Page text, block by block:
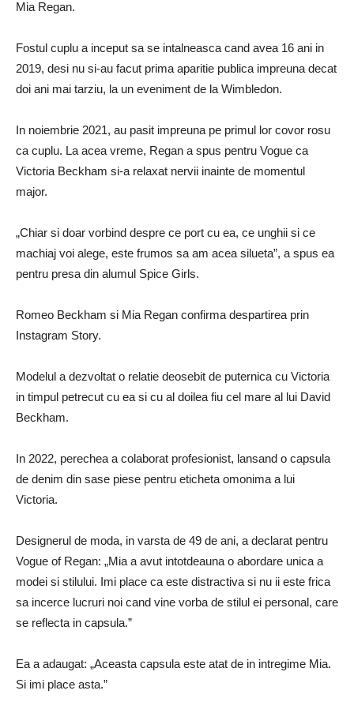
Mia Regan.
Fostul cuplu a inceput sa se intalneasca cand avea 16 ani in
2019, desi nu si-au facut prima aparitie publica impreuna decat
doi ani mai tarziu, la un eveniment de la Wimbledon.
In noiembrie 2021, au pasit impreuna pe primul lor covor rosu
ca cuplu. La acea vreme, Regan a spus pentru Vogue ca
Victoria Beckham si-a relaxat nervii inainte de momentul
major.
„Chiar si doar vorbind despre ce port cu ea, ce unghii si ce
machiaj voi alege, este frumos sa am acea silueta”, a spus ea
pentru presa din alumul Spice Girls.
Romeo Beckham si Mia Regan confirma despartirea prin
Instagram Story.
Modelul a dezvoltat o relatie deosebit de puternica cu Victoria
in timpul petrecut cu ea si cu al doilea fiu cel mare al lui David
Beckham.
In 2022, perechea a colaborat profesionist, lansand o capsula
de denim din sase piese pentru eticheta omonima a lui
Victoria.
Designerul de moda, in varsta de 49 de ani, a declarat pentru
Vogue of Regan: „Mia a avut intotdeauna o abordare unica a
modei si stilului. Imi place ca este distractiva si nu ii este frica
sa incerce lucruri noi cand vine vorba de stilul ei personal, care
se reflecta in capsula.”
Ea a adaugat: „Aceasta capsula este atat de in intregime Mia.
Si imi place asta.”